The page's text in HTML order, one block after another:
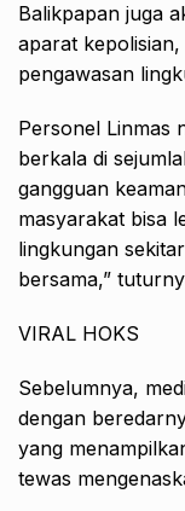
Balikpapan juga
aparat
pengawasan
Personel Linmas
berkala di
gangguan
masyarakat bisa
lingkungan
bersama,”
VIRAL HOKS
Sebelumnya,
dengan
yang
tewas